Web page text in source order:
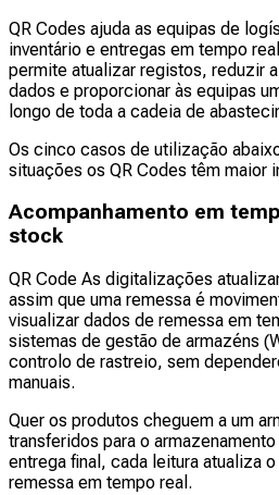
QR Codes ajuda as equipas de
inventário e entregas em tempo
permite atualizar registos, reduzir
dados e proporcionar às equipas
longo de toda a cadeia de
Os cinco casos de utilização
situações os QR Codes têm maior
Acompanhamento em
stock
QR Code As digitalizações
assim que uma remessa é
visualizar dados de remessa em
sistemas de gestão de armazéns
controlo de rastreio, sem
manuais.
Quer os produtos cheguem a um
transferidos para o
entrega final, cada leitura atualiza
remessa em tempo real.